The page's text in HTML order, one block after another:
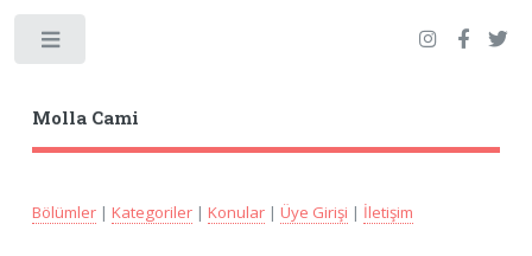
Molla Cami
Bölümler| Kategoriler| Konular| Üye Girişi | İletişim